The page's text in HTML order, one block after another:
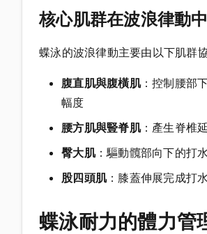
核心肌群在波浪律動
蝶泳的波浪律動主要由以下肌群
腹直肌與腹橫肌：控制腰部
幅度
腰方肌與豎脊肌：產生脊椎
臀大肌：驅動髖部向下的打
股四頭肌：膝蓋伸展完成打
蝶泳耐力的體力管